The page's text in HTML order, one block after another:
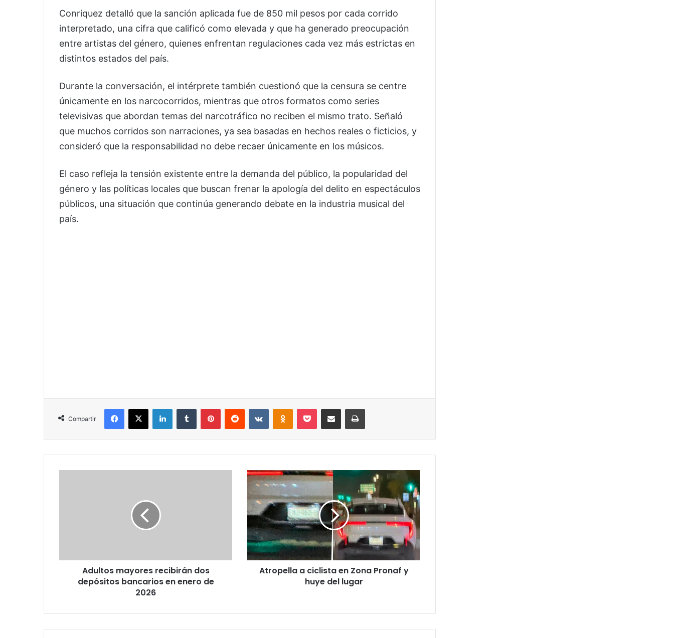
Conriquez detalló que la sanción aplicada fue de 850 mil pesos por cada corrido
interpretado, una cifra que calificó como elevada y que ha generado preocupación
entre artistas del género, quienes enfrentan regulaciones cada vez más estrictas en
distintos estados del país.
Durante la conversación, el intérprete también cuestionó que la censura se centre
únicamente en los narcocorridos, mientras que otros formatos como series
televisivas que abordan temas del narcotráfico no reciben el mismo trato. Señaló
que muchos corridos son narraciones, ya sea basadas en hechos reales o ficticios, y
consideró que la responsabilidad no debe recaer únicamente en los músicos.
El caso refleja la tensión existente entre la demanda del público, la popularidad del
género y las políticas locales que buscan frenar la apología del delito en espectáculos
públicos, una situación que continúa generando debate en la industria musical del
país.
Compartir
Facebook
X LinkedInTumblr PinterestReddit VKontakteOdnoklassniki
Pocket Share via Email Print
de
Adultos mayores recibirán dos
depósitos bancarios en enero de
2026
Atropella
ciclista
en
Zona
Pronaf
huye
del
lugarAtropella a ciclista en Zona Pronaf y
huye del lugar